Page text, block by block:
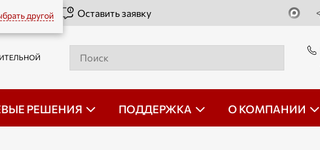
другой Оставить заявку
РЕШЕНИЯ ПОДДЕРЖКА О КОМПАНИИ